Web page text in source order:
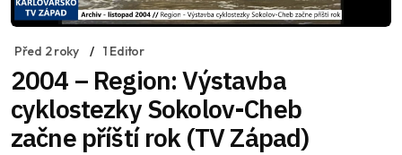
Před 2 roky 1 Editor
2004 – Region: Výstavba
cyklostezky Sokolov-Cheb
začne příští rok (TV Západ)